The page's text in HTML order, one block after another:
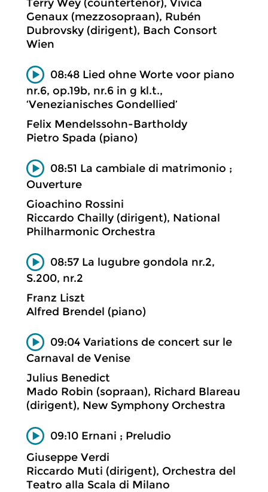
Terry Wey (countertenor), Vivica
Genaux (mezzosopraan), Rubén
Dubrovsky (dirigent), Bach Consort
Wien
08:48 Lied ohne Worte voor piano
nr.6, op.19b, nr.6 in g kl.t.,
‘Venezianisches Gondellied’
Felix Mendelssohn-Bartholdy
Pietro Spada (piano)
08:51 La cambiale di matrimonio ;
Ouverture
Gioachino Rossini
Riccardo Chailly (dirigent), National
Philharmonic Orchestra
08:57 La lugubre gondola nr.2,
S.200, nr.2
Franz Liszt
Alfred Brendel (piano)
09:04 Variations de concert sur le
Carnaval de Venise
Julius Benedict
Mado Robin (sopraan), Richard Blareau
(dirigent), New Symphony Orchestra
09:10 Ernani ; Preludio
Giuseppe Verdi
Riccardo Muti (dirigent), Orchestra del
Teatro alla Scala di Milano